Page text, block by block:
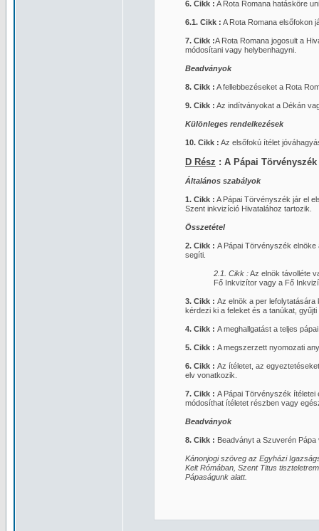
6. Cikk : A Rota Romana hatásköre
6.1. Cikk : A Rota Romana elsőfokon
7. Cikk :A Rota Romana jogosult a
módosítani vagy helybenhagyni.
Beadványok
8. Cikk : A fellebbezéseket a Rota
9. Cikk : Az indítványokat a Dékán
Különleges rendelkezések
10. Cikk : Az elsőfokú ítélet
D Rész : A Pápai Törvényszék
Általános szabályok
1. Cikk : A Pápai Törvényszék jár el
Szent inkvizíció Hivatalához tartozik.
Összetétel
2. Cikk : A Pápai Törvényszék
segíti.
2.1. Cikk :Az elnök távolléte
Fő Inkvizítor vagy a Fő
3. Cikk : Az elnök a per
kérdezi ki a feleket és a tanúkat,
4. Cikk : A meghallgatást a teljes
5. Cikk : A megszerzett nyomozati
6. Cikk : Az ítéletet, az
elv vonatkozik.
7. Cikk : A Pápai Törvényszék ítéletei
módosíthat ítéletet részben vagy
Beadványok
8. Cikk : Beadványt a Szuverén
Kánonjogi szöveg az Egyházi
Kelt Rómában, Szent Titus
Pápaságunk alatt.